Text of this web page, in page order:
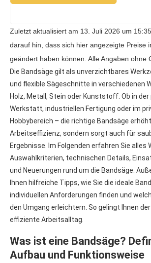
Zuletzt aktualisiert am 13. Juli 2026 um
darauf hin, dass sich hier angezeigte Preise
geändert haben können. Alle Angaben ohne
Die Bandsäge gilt als unverzichtbares
und flexible Sägeschnitte in verschiedenen
Holz, Metall, Stein oder Kunststoff. Ob in
Werkstatt, industriellen Fertigung oder im
Hobbybereich – die richtige Bandsäge
Arbeitseffizienz, sondern sorgt auch für
Ergebnisse. Im Folgenden erfahren Sie alles
Auswahlkriterien, technischen Details,
und Neuerungen rund um die Bandsäge.
Ihnen hilfreiche Tipps, wie Sie die ideale
individuellen Anforderungen finden und
den Umgang erleichtern. So gelingt Ihnen
effiziente Arbeitsalltag.
Was ist eine Bandsäge?
Aufbau und Funktionsweise